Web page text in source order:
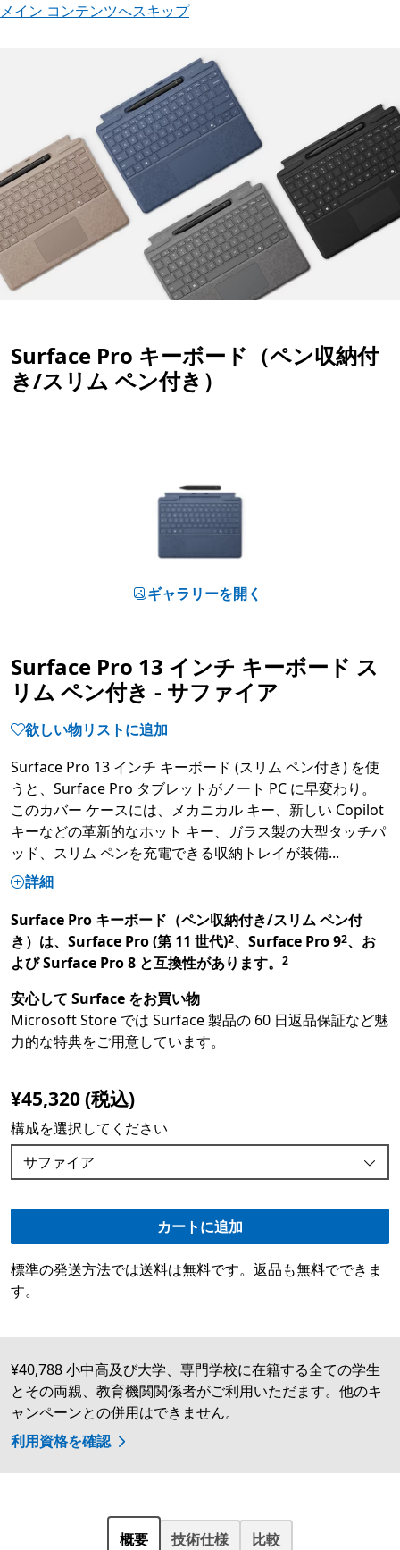
メイン コンテンツへスキップ
Surface Pro キーボード（ペン収納付
き/スリム ペン付き）
ギャラリーを開く
Surface Pro 13 インチ キーボード ス
リム ペン付き - サファイア
欲しい物リストに追加
Surface Pro 13 インチ キーボード (スリム ペン付き) を使
うと、Surface Pro タブレットがノート PC に早変わり。
このカバー ケースには、メカニカル キー、新しい Copilot
キーなどの革新的なホット キー、ガラス製の大型タッチパ
ッド、スリム ペンを充電できる収納トレイが装備...
詳細
Surface Pro キーボード（ペン収納付き/スリム ペン付
き）は、Surface Pro (第 11 世代)
Footnote
2、Surface Pro 9
Footnote
2、お
よび Surface Pro 8 と互換性があります。
Footnote
2
安心して Surface をお買い物
Microsoft Store では Surface 製品の 60 日返品保証など魅
力的な特典をご用意しています。
¥45,320 (税込)
構成を選択してください
カートに追加
標準の発送方法では送料は無料です。返品も無料でできま
す。
¥40,788 小中高及び大学、専門学校に在籍する全ての学生
とその両親、教育機関関係者がご利用いただます。他のキ
ャンペーンとの併用はできません。
利用資格を確認
概要 技術仕様 比較